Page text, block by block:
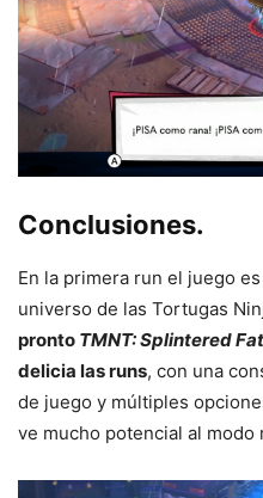
Conclusiones.
En la primera run el juego
universo de las Tortugas
pronto TMNT: Splintered
delicia las runs, con una
de juego y múltiples
ve mucho potencial al modo